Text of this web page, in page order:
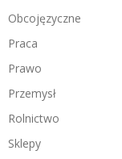
Obcojęzyczne
Praca
Prawo
Przemysł
Rolnictwo
Sklepy